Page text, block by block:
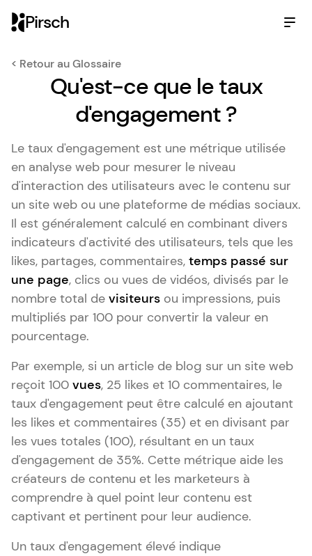
Pirsch
< Retour au Glossaire
Qu'est-ce que le taux
d'engagement ?
Le taux d'engagement est une métrique utilisée
en analyse web pour mesurer le niveau
d'interaction des utilisateurs avec le contenu sur
un site web ou une plateforme de médias sociaux.
Il est généralement calculé en combinant divers
indicateurs d'activité des utilisateurs, tels que les
likes, partages, commentaires, temps passé sur
une page, clics ou vues de vidéos, divisés par le
nombre total de visiteurs ou impressions, puis
multipliés par 100 pour convertir la valeur en
pourcentage.
Par exemple, si un article de blog sur un site web
reçoit 100 vues, 25 likes et 10 commentaires, le
taux d'engagement peut être calculé en ajoutant
les likes et commentaires (35) et en divisant par
les vues totales (100), résultant en un taux
d'engagement de 35%. Cette métrique aide les
créateurs de contenu et les marketeurs à
comprendre à quel point leur contenu est
captivant et pertinent pour leur audience.
Un taux d'engagement élevé indique